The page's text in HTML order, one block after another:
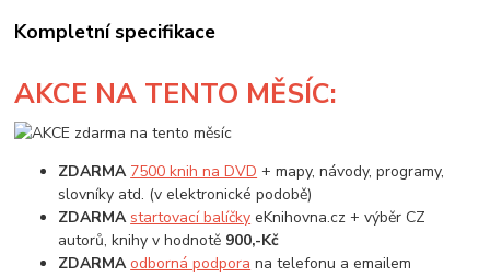
Kompletní specifikace
AKCE NA TENTO MĚSÍC:
ZDARMA 7500 knih na DVD + mapy, návody, programy,
slovníky atd. (v elektronické podobě)
ZDARMA startovací balíčky eKnihovna.cz + výběr CZ
autorů, knihy v hodnotě 900,-Kč
ZDARMA odborná podpora na telefonu a emailem